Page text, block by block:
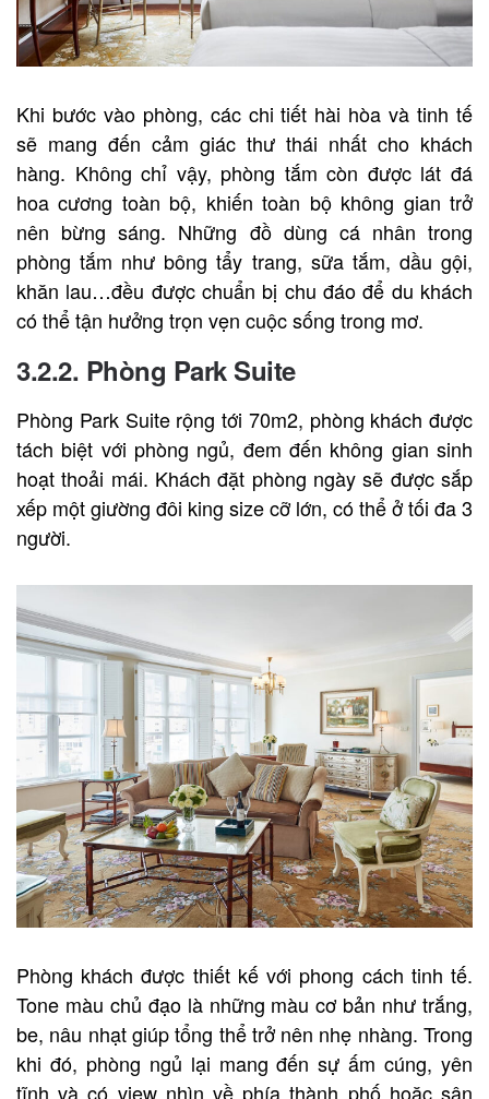
Khi bước vào phòng, các chi tiết hài hòa và tinh tế
sẽ mang đến cảm giác thư thái nhất cho khách
hàng. Không chỉ vậy, phòng tắm còn được lát đá
hoa cương toàn bộ, khiến toàn bộ không gian trở
nên bừng sáng. Những đồ dùng cá nhân trong
phòng tắm như bông tẩy trang, sữa tắm, dầu gội,
khăn lau…đều được chuẩn bị chu đáo để du khách
có thể tận hưởng trọn vẹn cuộc sống trong mơ.
3.2.2. Phòng Park Suite
Phòng Park Suite rộng tới 70m2, phòng khách được
tách biệt với phòng ngủ, đem đến không gian sinh
hoạt thoải mái. Khách đặt phòng ngày sẽ được sắp
xếp một giường đôi king size cỡ lớn, có thể ở tối đa 3
người.
Phòng khách được thiết kế với phong cách tinh tế.
Tone màu chủ đạo là những màu cơ bản như trắng,
be, nâu nhạt giúp tổng thể trở nên nhẹ nhàng. Trong
khi đó, phòng ngủ lại mang đến sự ấm cúng, yên
tĩnh và có view nhìn về phía thành phố hoặc sân